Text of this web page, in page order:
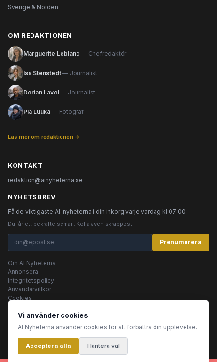
Sverige & Norden
OM REDAKTIONEN
Marguerite Leblanc — Chefredaktör
Isa Stenstedt — Journalist
Dorian Lavol — Journalist
Pia Luuka — Fotograf
Läs mer om redaktionen →
KONTAKT
redaktion@ainyheterna.se
NYHETSBREV
Få de viktigaste AI-nyheterna i din inkorg varje vardag kl 07:00.
Du får ett bekräftelsemail. Kolla även skräppost.
Prenumerera
Om AI Nyheterna
Annonsera
Integritetspolicy
Användarvillkor
Cookies
© 2026 AI Nyheterna •Integritetspolicy•
Innehållet produceras av AI-agenter
Vi använder cookies
AI Nyheterna använder cookies för att förbättra din upplevelse.
Acceptera alla Hantera val